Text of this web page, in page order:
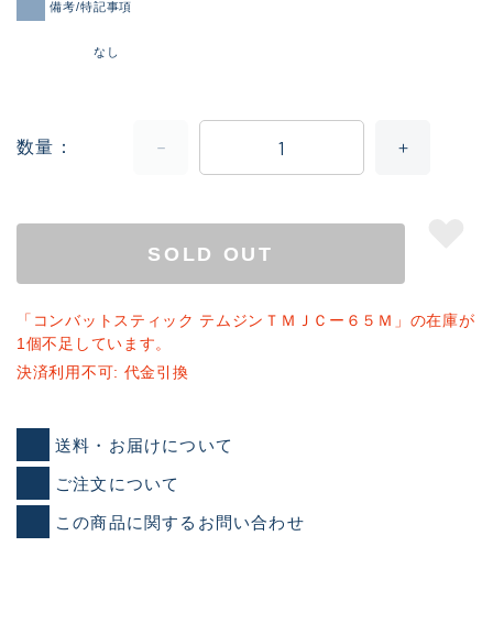
備考/特記事項
なし
数量
SOLD OUT
「コンバットスティック テムジンＴＭＪＣー６５Ｍ」の在庫が
1個不足しています。
決済利用不可: 代金引換
送料・お届けについて
ご注文について
この商品に関するお問い合わせ